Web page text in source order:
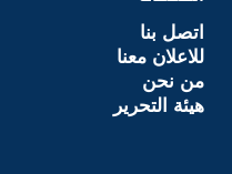
اتصل بنا
للاعلان معنا
من نحن
هيئة التحرير